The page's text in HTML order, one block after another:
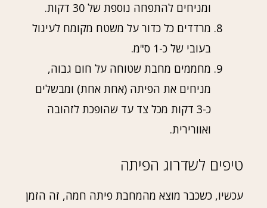
ומניחים להתפחה נוספת של 30 דקות.
מרדדים כל כדור על משטח מקומח לעיגול
בעובי של כ-1 ס"מ.
מחממים מחבת שטוחה על חום גבוה,
מניחים את הפיתה (אחת אחת) ומבשלים
כ-3 דקות מכל צד עד שהופכת לזהובה
ואוורירית.
טיפים לשדרוג הפיתה
עכשיו, כשכבר מוצא מהמחבת פיתה חמה, זה הזמן